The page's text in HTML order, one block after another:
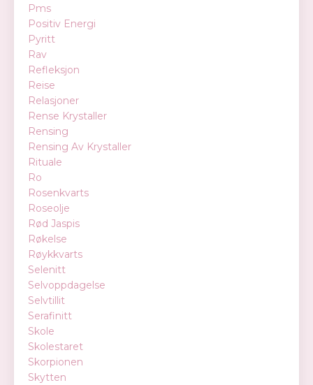
Pms
Positiv Energi
Pyritt
Rav
Refleksjon
Reise
Relasjoner
Rense Krystaller
Rensing
Rensing Av Krystaller
Rituale
Ro
Rosenkvarts
Roseolje
Rød Jaspis
Røkelse
Røykkvarts
Selenitt
Selvoppdagelse
Selvtillit
Serafinitt
Skole
Skolestaret
Skorpionen
Skytten